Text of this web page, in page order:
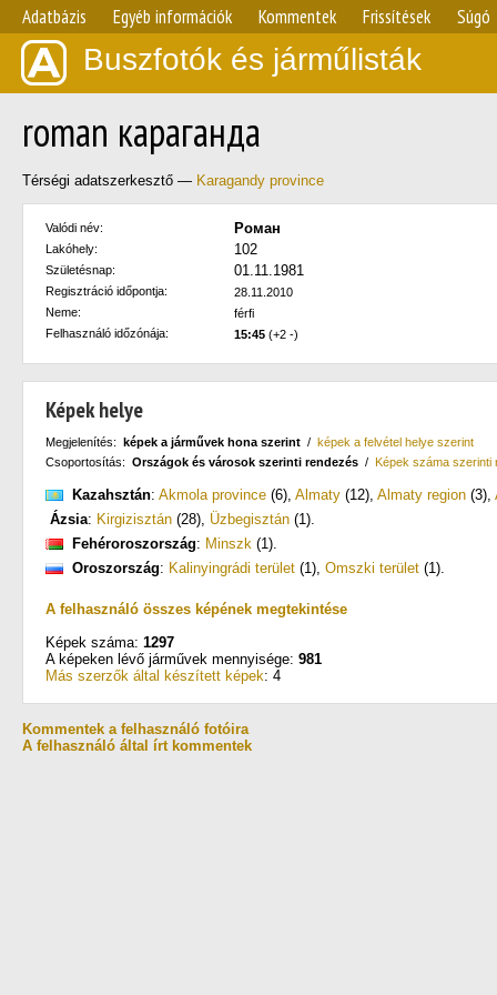
Adatbázis Egyéb információk Kommentek Frissítések Súgó
Buszfotók és járműlisták
roman караганда
Térségi adatszerkesztő — Karagandy province
Valódi név: Роман
Lakóhely: 102
Születésnap: 01.11.1981
Regisztráció időpontja:
28.11.2010
Neme:
férfi
Felhasználó időzónája:
15:45 (+2 -)
Képek helye
Megjelenítés: képek a járművek hona szerint / képek a felvétel helye szerint
Csoportosítás: Országok és városok szerinti rendezés / Képek száma szerinti
Kazahsztán: Akmola province (6), Almaty (12), Almaty region (3),
Ázsia: Kirgizisztán (28), Üzbegisztán (1).
Fehéroroszország: Minszk (1).
Oroszország: Kalinyingrádi terület (1), Omszki terület (1).
A felhasználó összes képének megtekintése
Képek száma: 1297
A képeken lévő járművek mennyisége: 981
Más szerzők által készített képek: 4
Kommentek a felhasználó fotóira
A felhasználó által írt kommentek